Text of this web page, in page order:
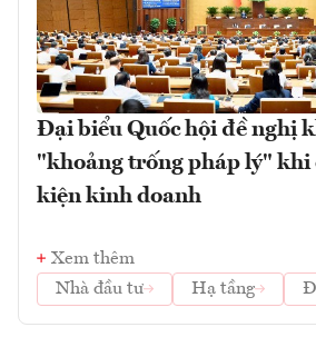
Đại biểu Quốc hội đề nghị
"khoảng trống pháp lý" khi
kiện kinh doanh
Xem thêm
Nhà đầu tư
Hạ tầng